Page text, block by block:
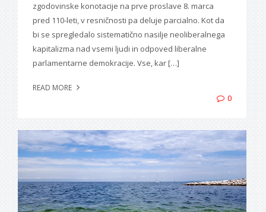
zgodovinske konotacije na prve proslave 8. marca
pred 110-leti, v resničnosti pa deluje parcialno. Kot da
bi se spregledalo sistematično nasilje neoliberalnega
kapitalizma nad vsemi ljudi in odpoved liberalne
parlamentarne demokracije. Vse, kar […]
READ MORE
0